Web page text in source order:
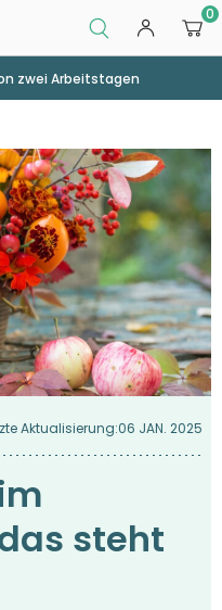
0
zwei Arbeitstagen
Aktualisierung:06 JAN. 2025
steht